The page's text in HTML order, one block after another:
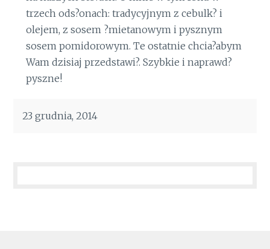
trzech ods?onach: tradycyjnym z cebulk? i
olejem, z sosem ?mietanowym i pysznym
sosem pomidorowym. Te ostatnie chcia?abym
Wam dzisiaj przedstawi?. Szybkie i naprawd?
pyszne!
23 grudnia, 2014